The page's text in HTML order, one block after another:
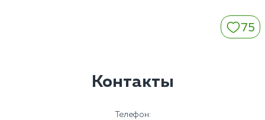
75
Контакты
Телефон: